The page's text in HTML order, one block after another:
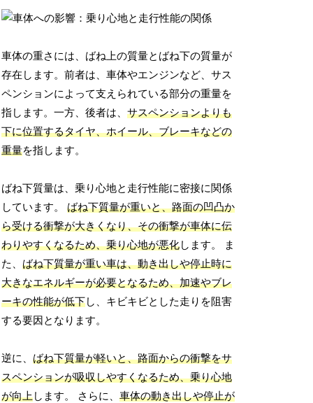
車体の重さには、ばね上の質量とばね下の質量が
存在します。前者は、車体やエンジンなど、サス
ペンションによって支えられている部分の重量を
指します。一方、後者は、サスペンションよりも
下に位置するタイヤ、ホイール、ブレーキなどの
重量を指します。
ばね下質量は、乗り心地と走行性能に密接に関係
しています。ばね下質量が重いと、路面の凹凸か
ら受ける衝撃が大きくなり、その衝撃が車体に伝
わりやすくなるため、乗り心地が悪化します。 ま
た、ばね下質量が重い車は、動き出しや停止時に
大きなエネルギーが必要となるため、加速やブレ
ーキの性能が低下し、キビキビとした走りを阻害
する要因となります。
逆に、ばね下質量が軽いと、路面からの衝撃をサ
スペンションが吸収しやすくなるため、乗り心地
が向上します。 さらに、車体の動き出しや停止が